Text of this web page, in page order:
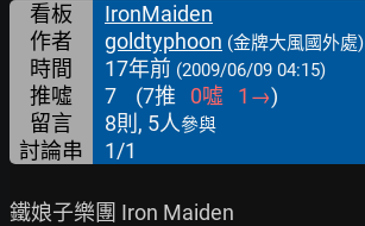
看板
IronMaiden
作者
goldtyphoon (金牌大風國外處)
時間 17年前 (2009/06/09 04:15)
推噓 7 (7推 0噓 1 →)
留言
8則, 5人參與
討論串 1/1
鐵娘子樂團 Iron Maiden